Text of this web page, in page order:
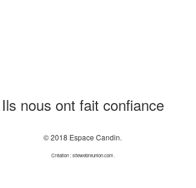
Ils nous ont fait confiance
© 2018 Espace Candin.
Création : sitewebreunion.com.